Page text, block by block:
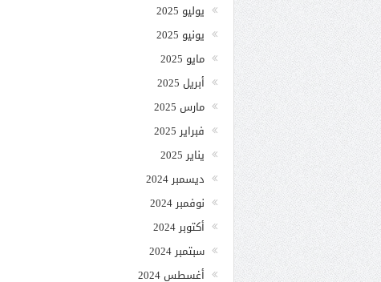
يوليو 2025
يونيو 2025
مايو 2025
أبريل 2025
مارس 2025
فبراير 2025
يناير 2025
ديسمبر 2024
نوفمبر 2024
أكتوبر 2024
سبتمبر 2024
أغسطس 2024